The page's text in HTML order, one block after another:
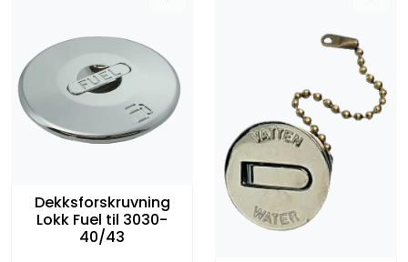
Dekksforskruvning
Lokk Fuel til 3030-
40/43